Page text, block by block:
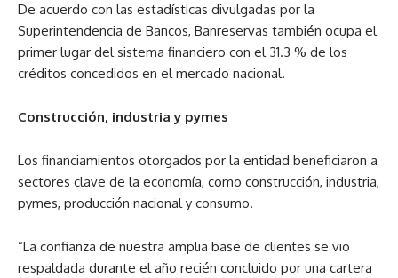
De acuerdo con las estadísticas divulgadas por la
Superintendencia de Bancos, Banreservas también ocupa el
primer lugar del sistema financiero con el 31.3 % de los
créditos concedidos en el mercado nacional.
Construcción, industria y pymes
Los financiamientos otorgados por la entidad beneficiaron a
sectores clave de la economía, como construcción, industria,
pymes, producción nacional y consumo.
“La confianza de nuestra amplia base de clientes se vio
respaldada durante el año recién concluido por una cartera